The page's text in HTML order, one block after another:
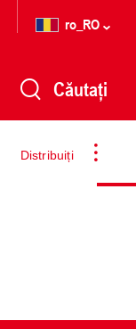
ro_RO
Căutați
Distribuiți